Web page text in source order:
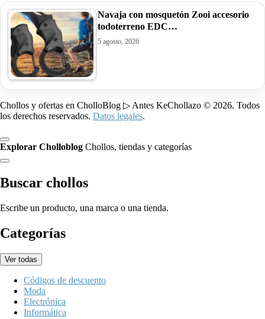
Navaja con mosquetón Zooi accesorio
todoterreno EDC…
5 agosto, 2026
Chollos y ofertas en CholloBlog ▷ Antes KeChollazo © 2026. Todos
los derechos reservados. Datos legales.
Explorar Cholloblog Chollos, tiendas y categorías
Buscar chollos
Escribe un producto, una marca o una tienda.
Categorías
Ver todas
Códigos de descuento
Moda
Electrónica
Informática